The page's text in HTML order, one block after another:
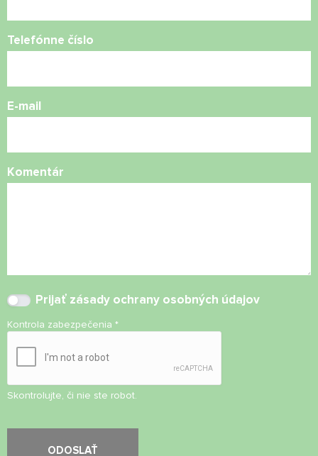
Telefónne číslo
E-mail
Komentár
Prijať zásady ochrany osobných údajov
Kontrola zabezpečenia *
Skontrolujte, či nie ste robot.